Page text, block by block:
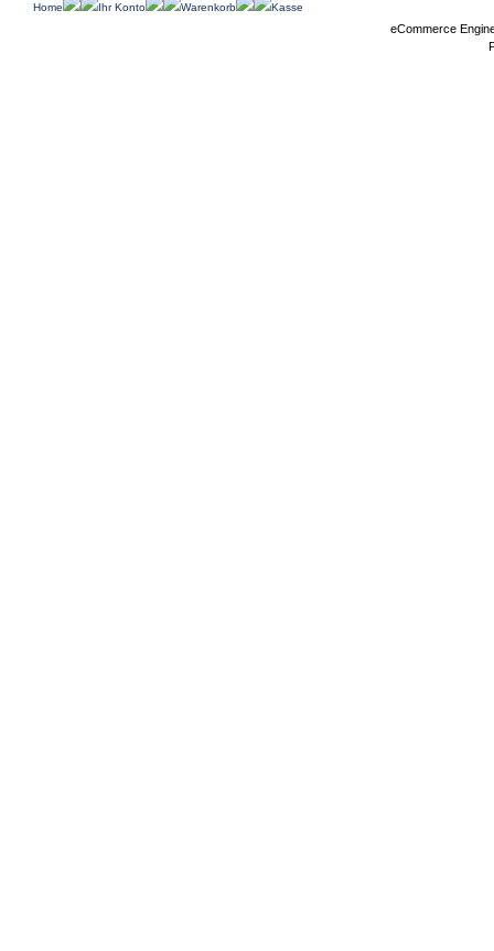
Home Ihr Konto Warenkorb Kasse
eCommerce